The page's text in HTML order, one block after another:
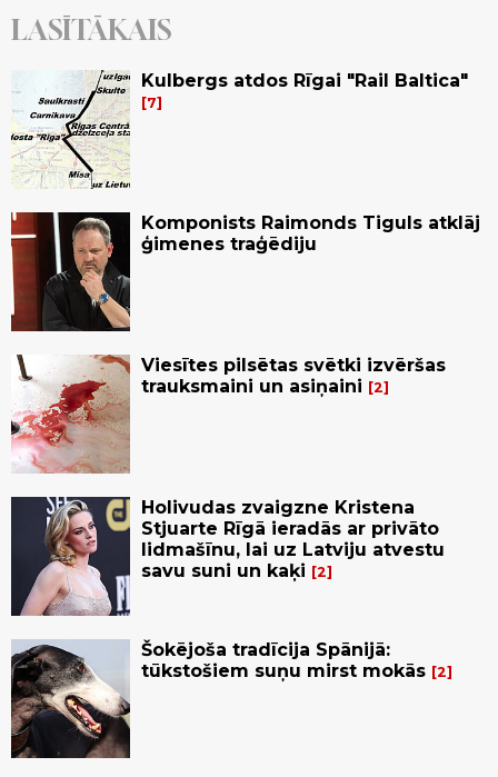
LASĪTĀKAIS
Kulbergs atdos Rīgai "Rail Baltica"
7
Komponists Raimonds Tiguls atklāj
ģimenes traģēdiju
Viesītes pilsētas svētki izvēršas
trauksmaini un asiņaini
2
Holivudas zvaigzne Kristena
Stjuarte Rīgā ieradās ar privāto
lidmašīnu, lai uz Latviju atvestu
savu suni un kaķi
2
Šokējoša tradīcija Spānijā:
tūkstošiem suņu mirst mokās
2